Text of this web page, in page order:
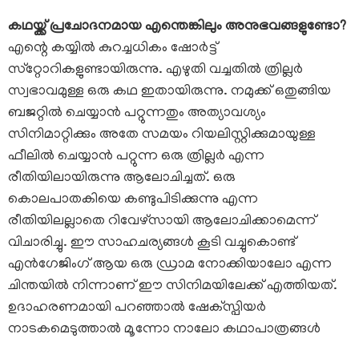
കഥയ്ക്ക് പ്രചോദനമായ എന്തെങ്കിലും അനുഭവങ്ങളുണ്ടോ?
എന്റെ കയ്യിൽ കുറച്ചധികം ഷോർട്ട്
സ്‌റ്റോറികളുണ്ടായിരുന്നു. എഴുതി വച്ചതിൽ ത്രില്ലർ
സ്വഭാവമുള്ള ഒരു കഥ ഇതായിരുന്നു. നമുക്ക് ഒതുങ്ങിയ
ബജറ്റിൽ ചെയ്യാൻ പറ്റുന്നതും അത്യാവശ്യം
സിനിമാറ്റിക്കും അതേ സമയം റിയലിസ്റ്റിക്കുമായുള്ള
ഫീലിൽ ചെയ്യാൻ പറ്റുന്ന ഒരു ത്രില്ലർ എന്ന
രീതിയിലായിരുന്നു ആലോചിച്ചത്. ഒരു
കൊലപാതകിയെ കണ്ടുപിടിക്കുന്നു എന്ന
രീതിയിലല്ലാതെ റിവേഴ്‌സായി ആലോചിക്കാമെന്ന്
വിചാരിച്ചു. ഈ സാഹചര്യങ്ങൾ കൂടി വച്ചുകൊണ്ട്
എൻഗേജിംഗ് ആയ ഒരു ഡ്രാമ നോക്കിയാലോ എന്ന
ചിന്തയിൽ നിന്നാണ് ഈ സിനിമയിലേക്ക് എത്തിയത്.
ഉദാഹരണമായി പറഞ്ഞാൽ ഷേക്‌സ്പിയർ
നാടകമെടുത്താൽ മൂന്നോ നാലോ കഥാപാത്രങ്ങൾ